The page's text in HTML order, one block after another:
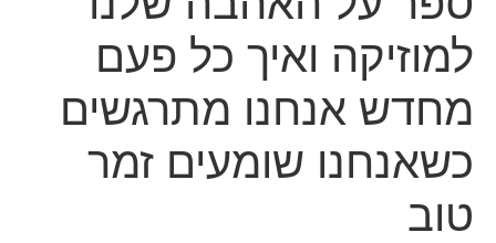
למוזיקה ואיך כל פעם
מחדש אנחנו מתרגשים
כשאנחנו שומעים זמר
טוב